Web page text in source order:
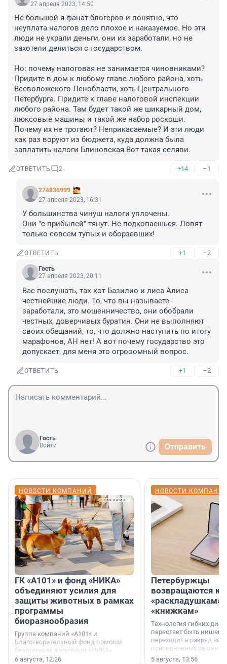
27 апреля 2023, 14:50
Не большой я фанат блогеров и понятно, что
неуплата налогов дело плохое и наказуемое. Но эти
люди не украли деньги, они их заработали, но не
захотели делиться с государством.
Но: почему налоговая не занимается чиновниками?
Придите в дом к любому главе любого района, хоть
Всеволожского Ленобласти, хоть Центрального
Петербурга. Придите к главе налоговой инспекции
любого района. Там будет такой же шикарный дом,
люксовые машины и такой же набор роскоши.
Почему их не трогают? Неприкасаемые? И эти люди
как раз воруют из бюджета, куда должна была
заплатить налоги Блиновская.Вот такая селяви.
ОТВЕТИТЬ 2 +14 –1
274836999
27 апреля 2023, 16:31
У большинства чинуш налоги уплочены.
Они "с прибылей" тянут. Не подкопаешься. Ловят
только совсем тупых и оборзевших!
ОТВЕТИТЬ +1 –2
Гость
27 апреля 2023, 20:11
Вас послушать, так кот Базилио и лиса Алиса
честнейшие люди. То, что вы называете -
заработали, это мошенничество, они обобрали
честных, доверчивых буратин. Они не выполняют
своих обещаний, то, что должно наступить по итогу
марафонов, АН нет! А вот почему государство это
допускает, для меня это огрооомный вопрос.
ОТВЕТИТЬ +1 –2
Гость
Войти
Отправить
НОВОСТИ КОМПАНИЙ
ГК «А101» и фонд «НИКА»
объединяют усилия для
защиты животных в рамках
программы
биоразнообразия
Группа компаний «А101» и
Благотворительный фонд помощи
бездомным животным «НИКА»
заключили соглашение о
6 августа, 12:26
НОВОСТИ
Петербуржцы
возвращаются к
«раскладушкам»
«книжкам»
Технология гибких
перестает быть
переходит в разряд
повседневных
5 августа, 13:56